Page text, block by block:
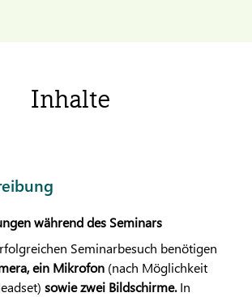
Inhalte
während des Seminars
Seminarbesuch benötigen
ein Mikrofon(nach Möglichkeit
sowie zwei Bildschirme.In